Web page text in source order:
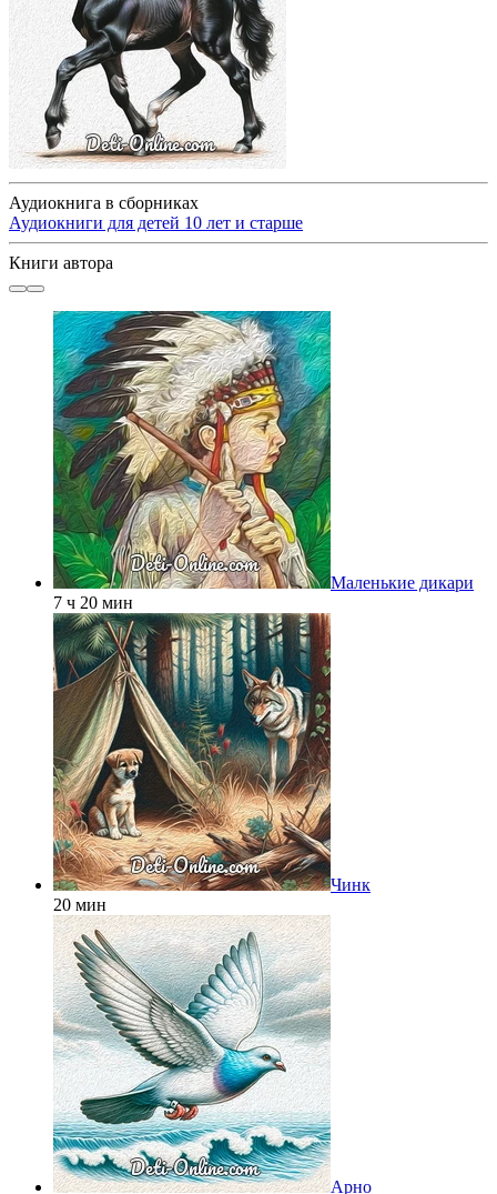
Аудиокнига в сборниках
Аудиокниги для детей 10 лет и старше
Книги автора
Маленькие дикари
7 ч 20 мин
Чинк
20 мин
Арно